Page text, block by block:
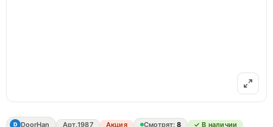
D DoorHan Арт.1987 Акция Смотрят: 8 ✓ В наличии